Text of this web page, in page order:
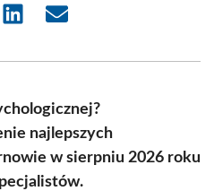
Share Share
najlepszych
w sierpniu 2026 roku